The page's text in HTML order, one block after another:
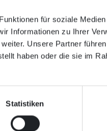
für soziale
Informationen zu Ihrer
Unsere Partner
haben oder die sie im
Statistiken
Hbf und Altenkirchen
(SEV) ersetzt.